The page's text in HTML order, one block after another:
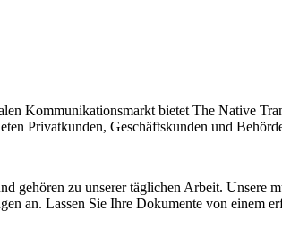
Kommunikationsmarkt bietet The Native
Privatkunden, Geschäftskunden und
gehören zu unserer täglichen Arbeit. Unsere
an. Lassen Sie Ihre Dokumente von einem